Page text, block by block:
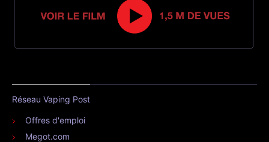
Réseau Vaping Post
Offres d'emploi
Megot.com